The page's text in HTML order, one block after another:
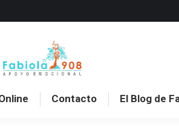
Contacto El Blog de
Servicios Cursos Online